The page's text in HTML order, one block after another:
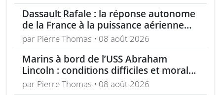
Dassault Rafale : la réponse autonome
de la France à la puissance aérienne
moderne
par Pierre Thomas • 08 août 2026
Marins à bord de l’USS Abraham
Lincoln : conditions difficiles et moral
en berne selon leurs familles
par Pierre Thomas • 08 août 2026